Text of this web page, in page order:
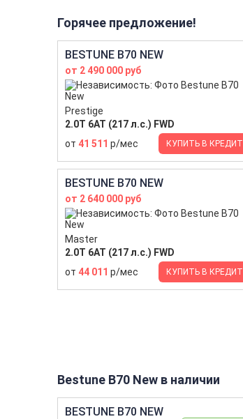
Горячее предложение!
BESTUNE B70 NEW
от 2 490 000 руб
Prestige
2.0T 6AT (217 л.с.) FWD
от 41 511 р/мес КУПИТЬ В КРЕДИТ
BESTUNE B70 NEW
от 2 640 000 руб
Master
2.0T 6AT (217 л.с.) FWD
от 44 011 р/мес КУПИТЬ В КРЕДИТ
Bestune B70 New в наличии
BESTUNE B70 NEW